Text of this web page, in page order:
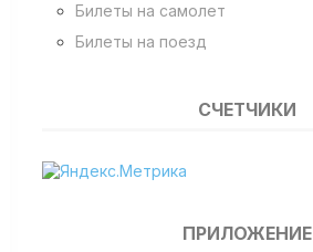
Билеты на самолет
Билеты на поезд
СЧЕТЧИКИ
ПРИЛОЖЕНИЕ